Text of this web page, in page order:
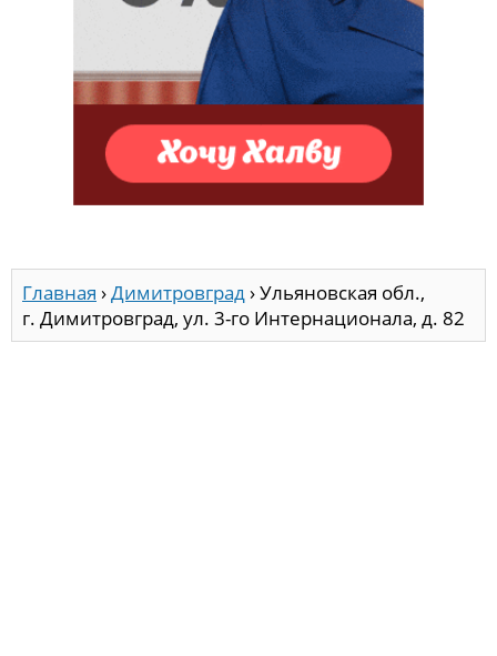
Главная ›Димитровград›Ульяновская обл.,
г. Димитровград, ул. 3-го Интернационала, д. 82